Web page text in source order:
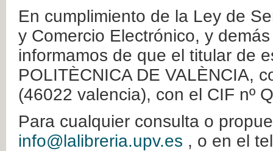
En cumplimiento de la Ley de
y Comercio Electrónico, y
informamos de que el titular de
POLITÈCNICA DE VALÈNCIA,
(46022 valencia), con el CIF nº
Para cualquier consulta o
info@lalibreria.upv.es , o en el